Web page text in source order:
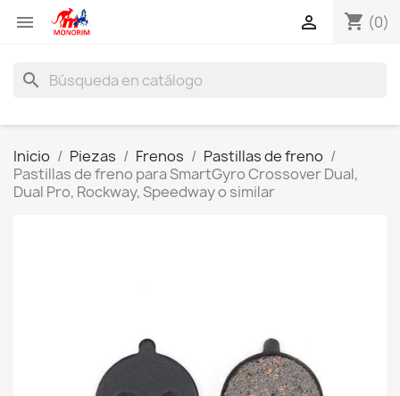
 shopping_cart (0)

search
Inicio Piezas Frenos
Pastillas de freno
Pastillas de freno para SmartGyro Crossover Dual,
Dual Pro, Rockway, Speedway o similar